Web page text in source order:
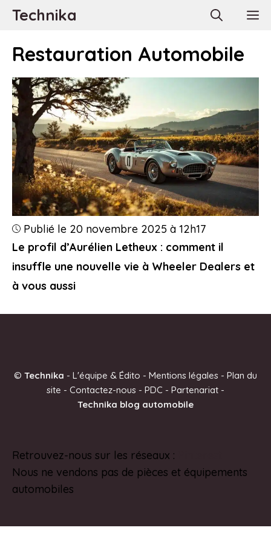
AllerTechnika
Restauration Automobile
Le profil d’Aurélien Letheux : comment il
insuffle une nouvelle vie à Wheeler Dealers et
à vous aussi
Publié le 20 novembre 2025 à 12h17
© Technika - L'équipe & Édito - Mentions légales - Plan du
site - Contactez-nous - PDC - Partenariat -
Technika blog automobile
Retrouvez-nous sur les réseaux :
Nous ne vendons pas de pièces et équipements
automobiles